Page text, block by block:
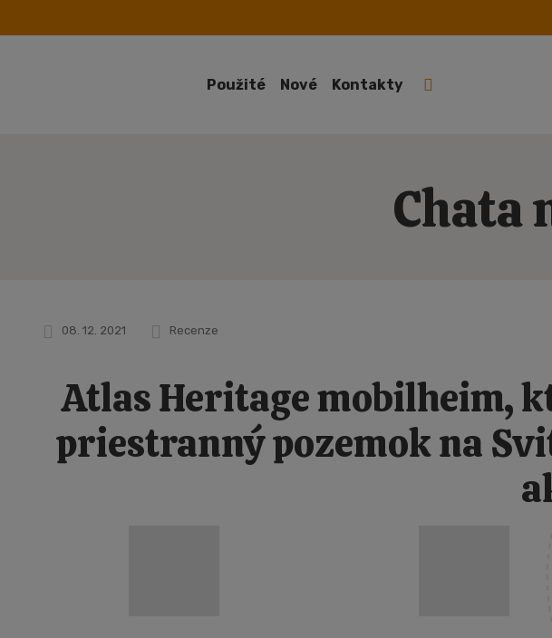
Použité Nové Kontakty
Chata
08. 12. 2021 Recenze
Atlas Heritage mobilheim,
priestranný pozemok na